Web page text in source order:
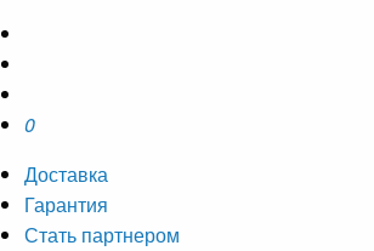
0
Доставка
Гарантия
Стать партнером